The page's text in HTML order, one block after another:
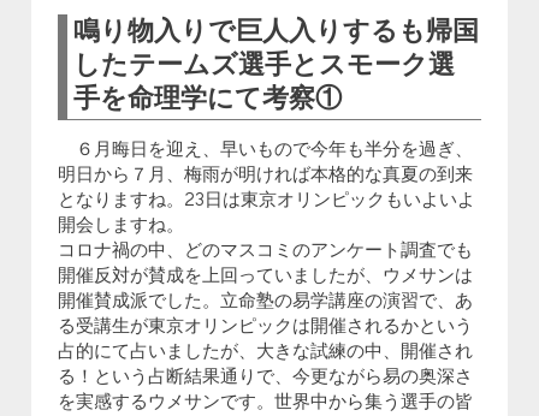
鳴り物入りで巨人入りするも帰国
したテームズ選手とスモーク選
手を命理学にて考察①
６月晦日を迎え、早いもので今年も半分を過ぎ、
明日から７月、梅雨が明ければ本格的な真夏の到来
となりますね。23日は東京オリンピックもいよいよ
開会しますね。
コロナ禍の中、どのマスコミのアンケート調査でも
開催反対が賛成を上回っていましたが、ウメサンは
開催賛成派でした。立命塾の易学講座の演習で、あ
る受講生が東京オリンピックは開催されるかという
占的にて占いましたが、大きな試練の中、開催され
る！という占断結果通りで、今更ながら易の奥深さ
を実感するウメサンです。世界中から集う選手の皆